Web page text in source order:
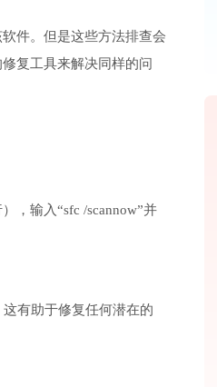
件。但是这些方法排查会
复工具来解决同样的问
，输入“sfc /scannow”并
有助于修复任何潜在的